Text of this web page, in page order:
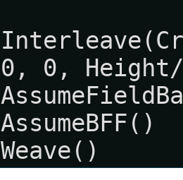
0, 0,
AssumeBFF()
Weave()